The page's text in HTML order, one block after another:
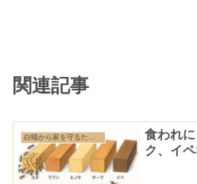
関連記事
食われ
ク、イペ